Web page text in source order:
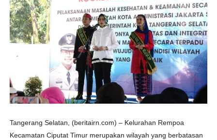
Tangerang Selatan, (beritairn.com) – Kelurahan Rempoa
Kecamatan Ciputat Timur merupakan wilayah yang berbatasan